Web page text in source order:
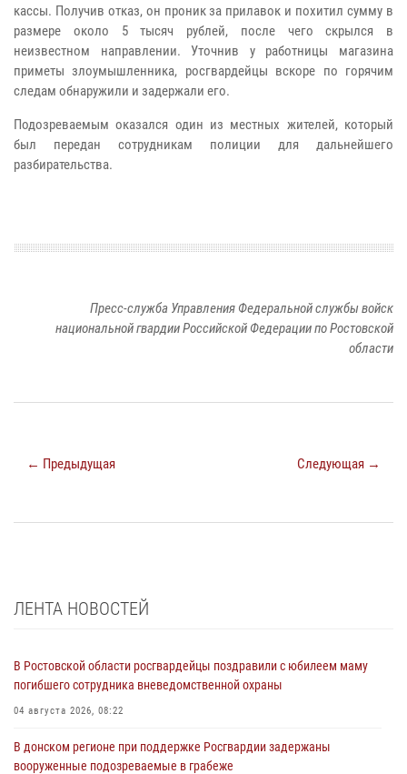
кассы. Получив отказ, он проник за прилавок и похитил сумму в
размере около 5 тысяч рублей, после чего скрылся в
неизвестном направлении. Уточнив у работницы магазина
приметы злоумышленника, росгвардейцы вскоре по горячим
следам обнаружили и задержали его.
Подозреваемым оказался один из местных жителей, который
был передан сотрудникам полиции для дальнейшего
разбирательства.
Пресс-служба Управления Федеральной службы войск
национальной гвардии Российской Федерации по Ростовской
области
← Предыдущая Следующая →
ЛЕНТА НОВОСТЕЙ
В Ростовской области росгвардейцы поздравили с юбилеем маму
погибшего сотрудника вневедомственной охраны
04 августа 2026, 08:22
В донском регионе при поддержке Росгвардии задержаны
вооруженные подозреваемые в грабеже